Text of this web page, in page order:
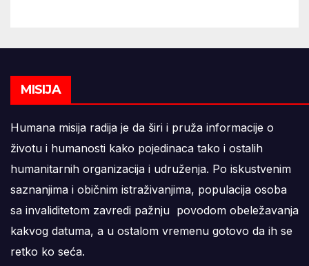
MISIJA
Humana misija radija je da širi i pruža informacije o
životu i humanosti kako pojedinaca tako i ostalih
humanitarnih organizacija i udruženja. Po iskustvenim
saznanjima i običnim istraživanjima, populacija osoba
sa invaliditetom zavredi pažnju povodom obeležavanja
kakvog datuma, a u ostalom vremenu gotovo da ih se
retko ko seća.